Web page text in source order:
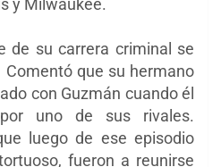
de su carrera criminal se
que su hermano
con Guzmán cuando él
uno de sus rivales.
luego de ese episodio
fueron a reunirse